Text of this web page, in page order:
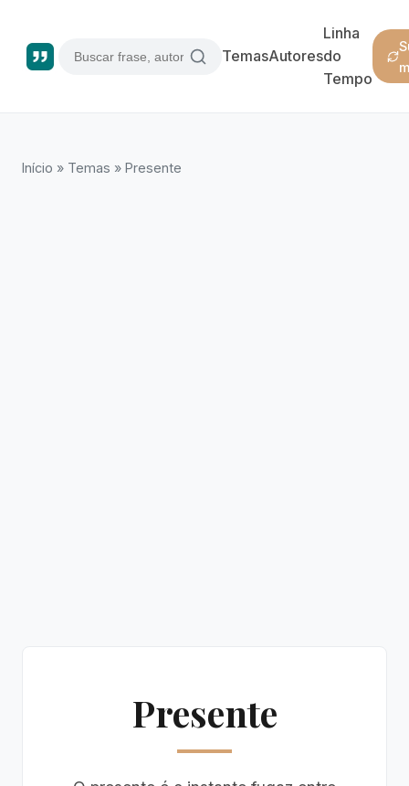
TemasAutores
Linha
do
Tempo
Início » Temas » Presente
Presente